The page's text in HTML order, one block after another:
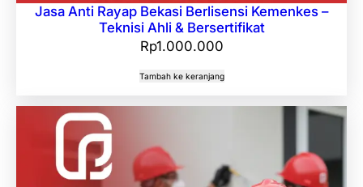
Jasa Anti Rayap Bekasi Berlisensi Kemenkes –
Teknisi Ahli & Bersertifikat
Rp1.000.000
Tambah ke keranjang